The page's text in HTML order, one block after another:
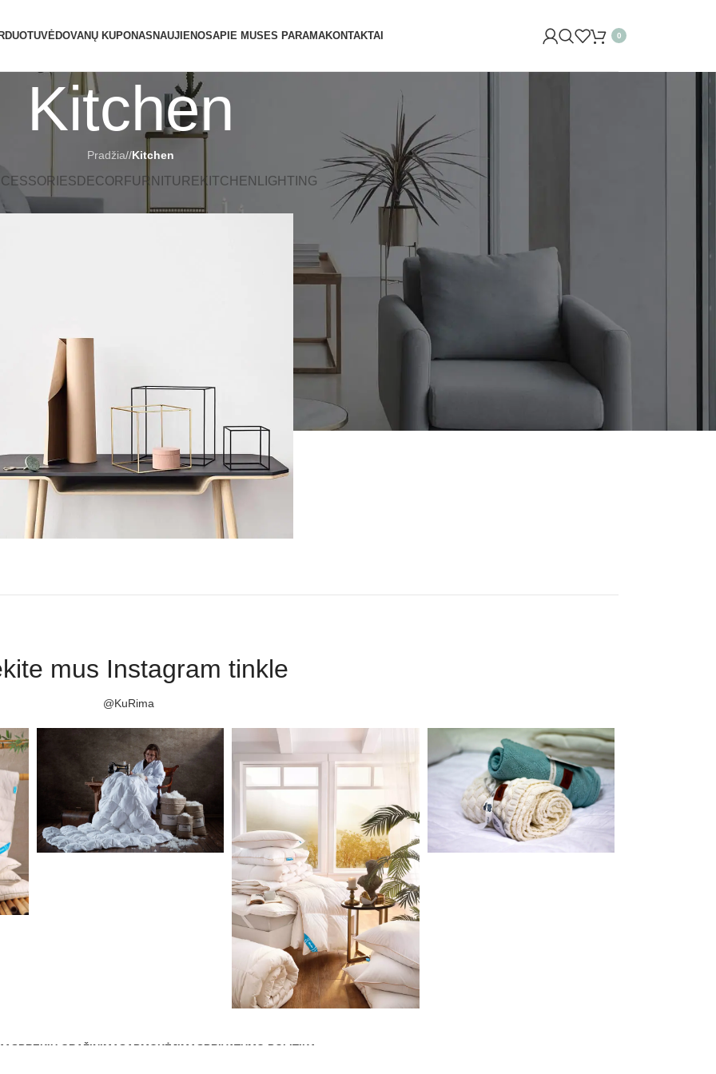
DOVANŲ KUPONAS NAUJIENOSAPIE MUS ES PARAMAKONTAKTAI 0
Kitchen
Pradžia/ Kitchen
DECOR FURNITURE KITCHEN LIGHTING
mus Instagram tinkle
@KuRima
PREKIŲ GRĄŽINIMAS APMOKĖJIMASPRIVATUMO POLITIKA